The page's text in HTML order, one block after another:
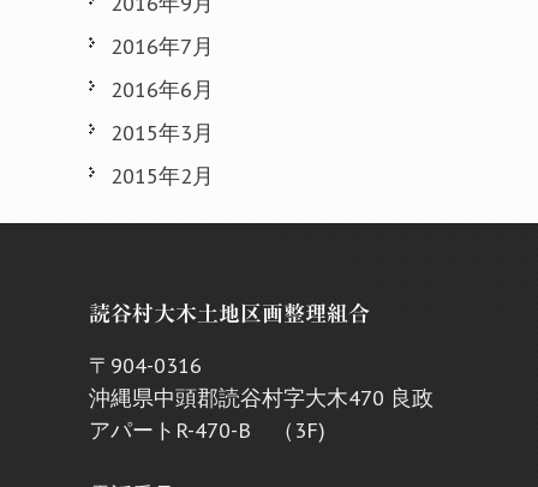
2016年7月
2016年6月
2015年3月
2015年2月
読谷村大木土地区画整理組合
〒904-0316
沖縄県中頭郡読谷村字大木470 良政
アパートR-470-B （3F)